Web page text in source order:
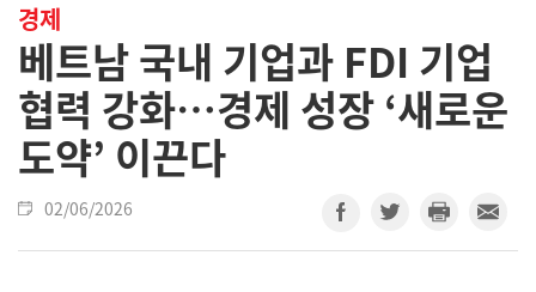
경제
베트남 국내 기업과 FDI 기업
협력 강화…경제 성장 ‘새로운
도약’ 이끈다
02/06/2026